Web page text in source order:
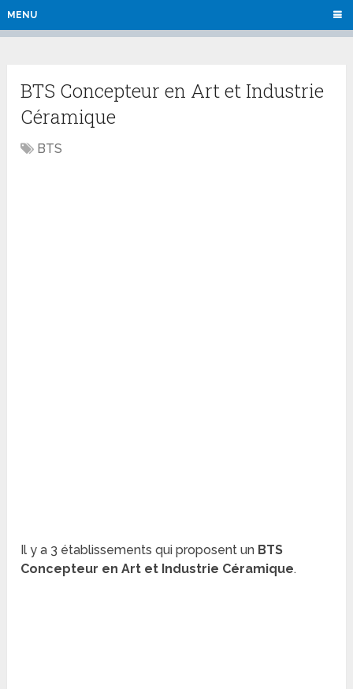
MENU
BTS Concepteur en Art et Industrie
Céramique
BTS
Il y a 3 établissements qui proposent un BTS
Concepteur en Art et Industrie Céramique.